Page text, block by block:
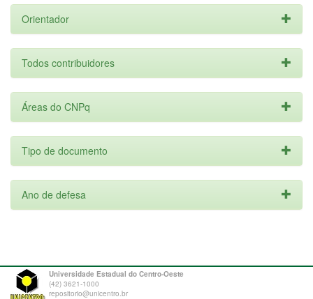
Orientador
Todos contribuidores
Áreas do CNPq
Tipo de documento
Ano de defesa
Universidade Estadual do Centro-Oeste
(42) 3621-1000
repositorio@unicentro.br